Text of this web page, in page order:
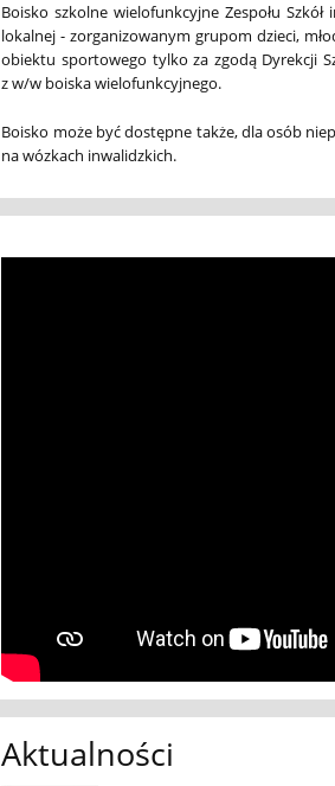
Boisko szkolne wielofunkcyjne Zespołu
lokalnej - zorganizowanym grupom dzieci,
obiektu sportowego tylko za zgodą Dyrekcji
z w/w boiska wielofunkcyjnego.
Boisko może być dostępne także, dla osób
na wózkach inwalidzkich.
Aktualności